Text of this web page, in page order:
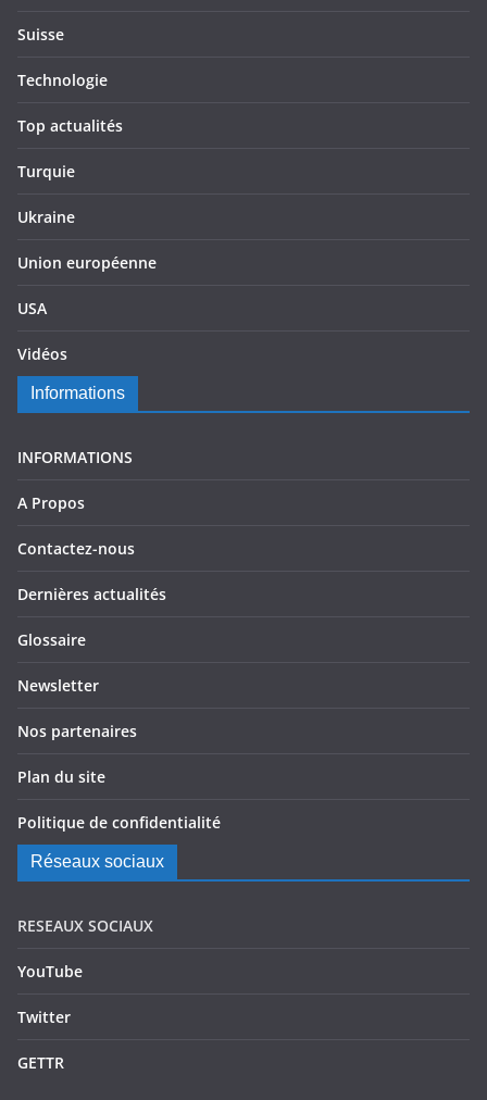
Suisse
Technologie
Top actualités
Turquie
Ukraine
Union européenne
USA
Vidéos
Informations
INFORMATIONS
A Propos
Contactez-nous
Dernières actualités
Glossaire
Newsletter
Nos partenaires
Plan du site
Politique de confidentialité
Réseaux sociaux
RESEAUX SOCIAUX
YouTube
Twitter
GETTR